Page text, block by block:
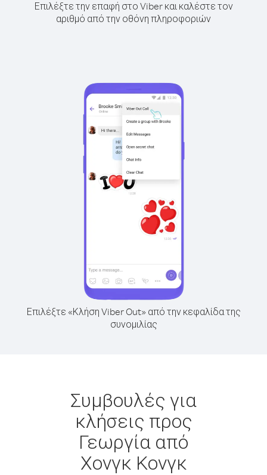
Επιλέξτε την επαφή στο Viber και καλέστε τον
αριθμό από την οθόνη πληροφοριών
Επιλέξτε «Κλήση Viber Out» από την κεφαλίδα της
συνομιλίας
Συμβουλές για
κλήσεις προς
Γεωργία από
Χονγκ Κονγκ